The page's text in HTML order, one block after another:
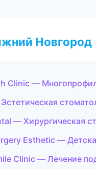
Новгород
Clinic —
— Хирургическая
Esthetic —
Clinic — Лечение